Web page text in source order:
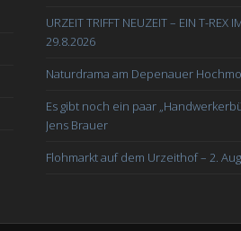
URZEIT TRIFFT NEUZEIT – EIN T-REX
29.8.2026
Naturdrama am Depenauer
Es gibt noch ein paar
Jens Brauer
Flohmarkt auf dem Urzeithof – 2.